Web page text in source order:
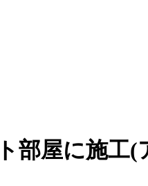
屋に施工(